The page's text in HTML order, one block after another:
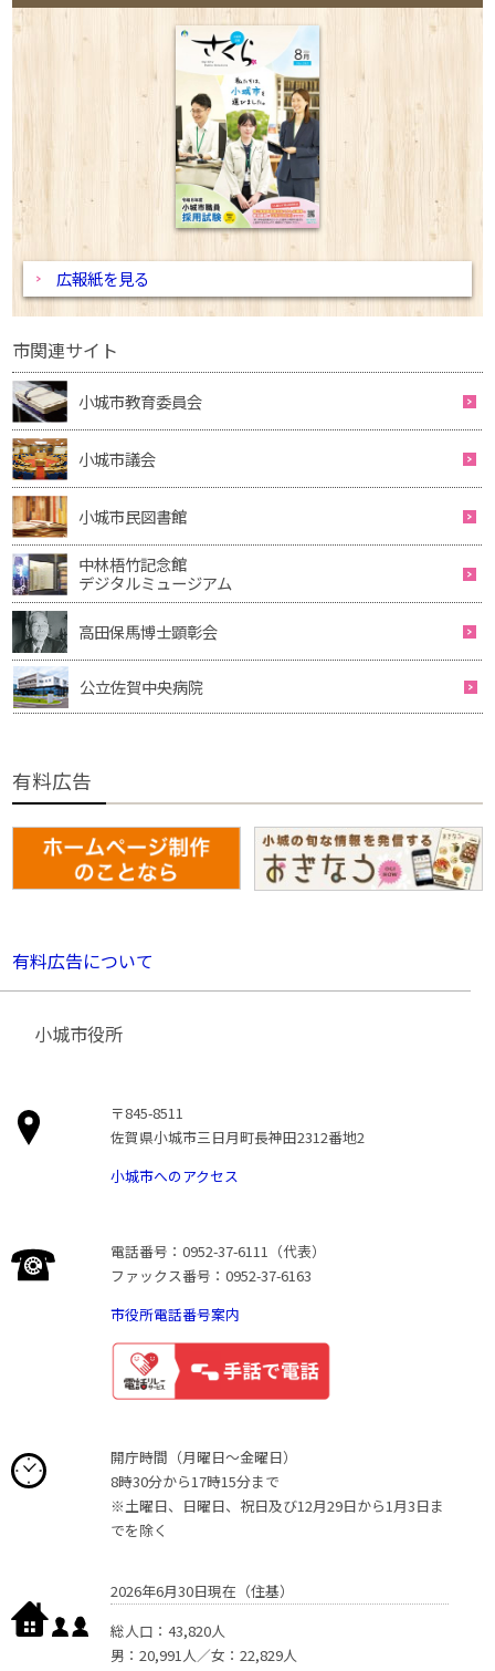
広報紙を見る
市関連サイト
小城市教育委員会
小城市議会
小城市民図書館
中林梧竹記念館
デジタルミュージアム
高田保馬博士顕彰会
公立佐賀中央病院
有料広告
有料広告について
小城市役所
〒845-8511
佐賀県小城市三日月町長神田2312番地2
小城市へのアクセス
電話番号：0952-37-6111（代表）
ファックス番号：0952-37-6163
市役所電話番号案内
開庁時間（月曜日〜金曜日）
8時30分から17時15分まで
※土曜日、日曜日、祝日及び12月29日から1月3日ま
でを除く
2026年6月30日現在（住基）
総人口：43,820人
男：20,991人／女：22,829人